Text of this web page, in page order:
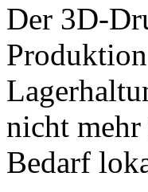
Der 3D-
nicht mehr
Bedarf